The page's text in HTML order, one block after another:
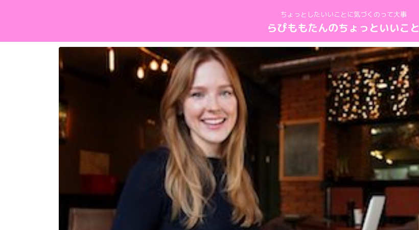
ちょっとしたいいことに気づくのって大事
らぴももたんのちょっといいこと